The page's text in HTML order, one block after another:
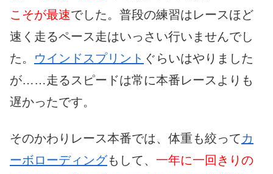
こそが最速でした。普段の練習はレースほど
速く走るペース走はいっさい行いませんでし
た。 ウインドスプリント ぐらいはやりました
が……走るスピードは常に本番レースよりも
遅かったです。
そのかわりレース本番では、体重も絞ってカ
ーボローディングもして、 一年に一回きりの